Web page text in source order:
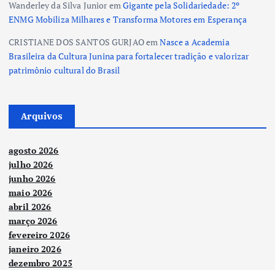
Wanderley da Silva JunioremGigante pela Solidariedade: 2º
ENMG Mobiliza Milhares e Transforma Motores em Esperança
CRISTIANE DOS SANTOS GURJAOemNasce a Academia
Brasileira da Cultura Junina para fortalecer tradição e valorizar
patrimônio cultural do Brasil
Arquivos
agosto 2026
julho 2026
junho 2026
maio 2026
abril 2026
março 2026
fevereiro 2026
janeiro 2026
dezembro 2025